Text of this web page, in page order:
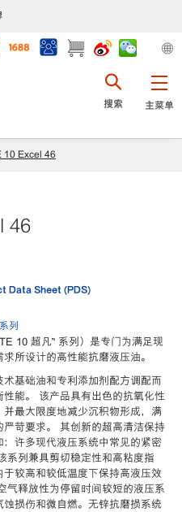
主菜单
搜索
10 Excel 46
46
Data Sheet (PDS)
列
10 超凡™ 系列）是专门为满足现
所设计的高性能抗磨液压油。
基础油和专利添加剂配方调配而
能。 该产品具有出色的抗氧化性
最大限度地减少沉积物形成，满
苛要求。 其创新的超高清洁保持
许多现代液压系统中常见的紧密
系列兼具剪切稳定性和高粘度指
较高和较低温度下保持高液压效
气释放性为停留时间较短的液压系
损伤和微自燃。无锌抗磨损系统